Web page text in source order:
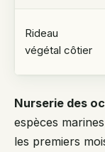
Rideau
végétal côtier
Nurserie des
espèces
les premiers